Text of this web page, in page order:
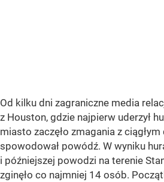
Od kilku dni zagraniczne media
z Houston, gdzie najpierw uderzył
miasto zaczęło zmagania z
spowodował powódź. W wyniku
i późniejszej powodzi na terenie
zginęło co najmniej 14 osób.